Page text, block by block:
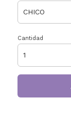
Cantidad